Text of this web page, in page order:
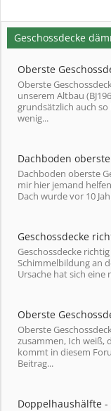
Geschossdecke
Oberste
Oberste
unserem Altbau
grundsätzlich auch
wenig...
Dachboden
Dachboden oberste
mir hier jemand
Dach wurde vor 10
Geschossdecke
Geschossdecke
Schimmelbildung an
Ursache hat sich
Oberste
Oberste
zusammen, Ich weiß,
kommt in diesem
Beitrag...
Doppelhaushälfte -